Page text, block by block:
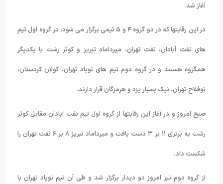
آغاز شد.
در این رقابتها که در دو گروه ۴ و ۵ تیمی برگزار می شود، در گروه اول تیم
های نفت آبادان، نفت تهران، میرداماد تبریز و کوثر رشت با یکدیگر
همگروه هستند و در گروه دوم تیم های نوپاد تهران، کولان کردستان،
نوفلاح تهران، نیک بسپار یزد و هرمزگان قرار دارند.
صبح امروز و در آغاز این رقابتها از گروه اول تیم نفت آبادان مقابل کوثر
رشت به برتری ١١ بر ٣ دست یافت و میرداماد تبریز ٨ بر ۶ نفت تهران را
شکست داد.
از گروه دوم نیز امروز دو دیدار برگزار شد و طی آن تیم نوپاد تهران با